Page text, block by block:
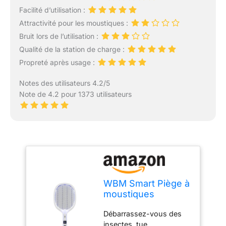
Facilité d’utilisation :
Attractivité pour les moustiques :
Bruit lors de l’utilisation :
Qualité de la station de charge :
Propreté après usage :
Notes des utilisateurs 4.2/5
Note de 4.2 pour 1373 utilisateurs
WBM Smart Piège à
moustiques
Lampe et Raquette,
Débarrassez-vous des
insectes, tue